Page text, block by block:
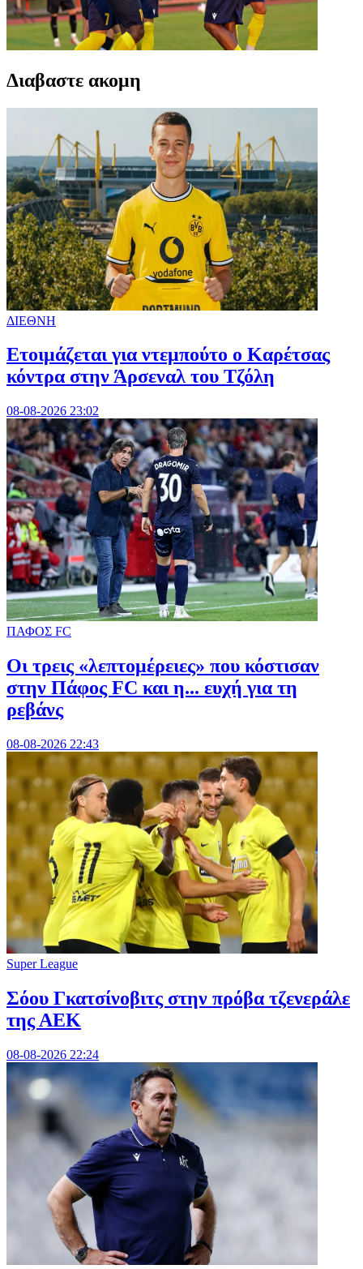
Διαβαστε ακομη
ΔΙΕΘΝΗ
Ετοιμάζεται για ντεμπούτο ο Καρέτσας
κόντρα στην Άρσεναλ του Τζόλη
08-08-2026 23:02
ΠΑΦΟΣ FC
Οι τρεις «λεπτομέρειες» που κόστισαν
στην Πάφος FC και η... ευχή για τη
ρεβάνς
08-08-2026 22:43
Super League
Σόου Γκατσίνοβιτς στην πρόβα τζενεράλε
της ΑΕΚ
08-08-2026 22:24